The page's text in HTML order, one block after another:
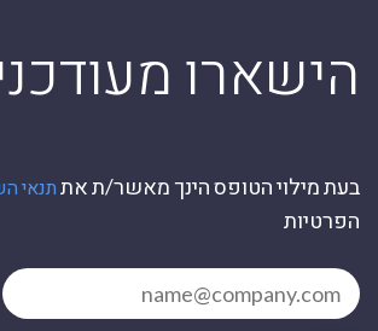
!הישארו
בעת מילוי הטופס הינך מאשר/ת את תנאי
הפרטיות